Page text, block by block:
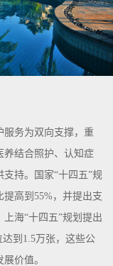
服务为双向支撑，重
养结合照护、认知症
持。国家“十四五”规
高到55%，并提出支
海“十四五”规划提出
到1.5万张，这些公
价值。